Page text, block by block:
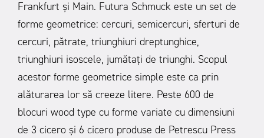
Frankfurt și Main. Futura Schmuck este un set de
forme geometrice: cercuri, semicercuri, sferturi de
cercuri, pătrate, triunghiuri dreptunghice,
triunghiuri isoscele, jumătați de triunghi. Scopul
acestor forme geometrice simple este ca prin
alăturarea lor să creeze litere. Peste 600 de
blocuri wood type cu forme variate cu dimensiuni
de 3 cicero și 6 cicero produse de Petrescu Press